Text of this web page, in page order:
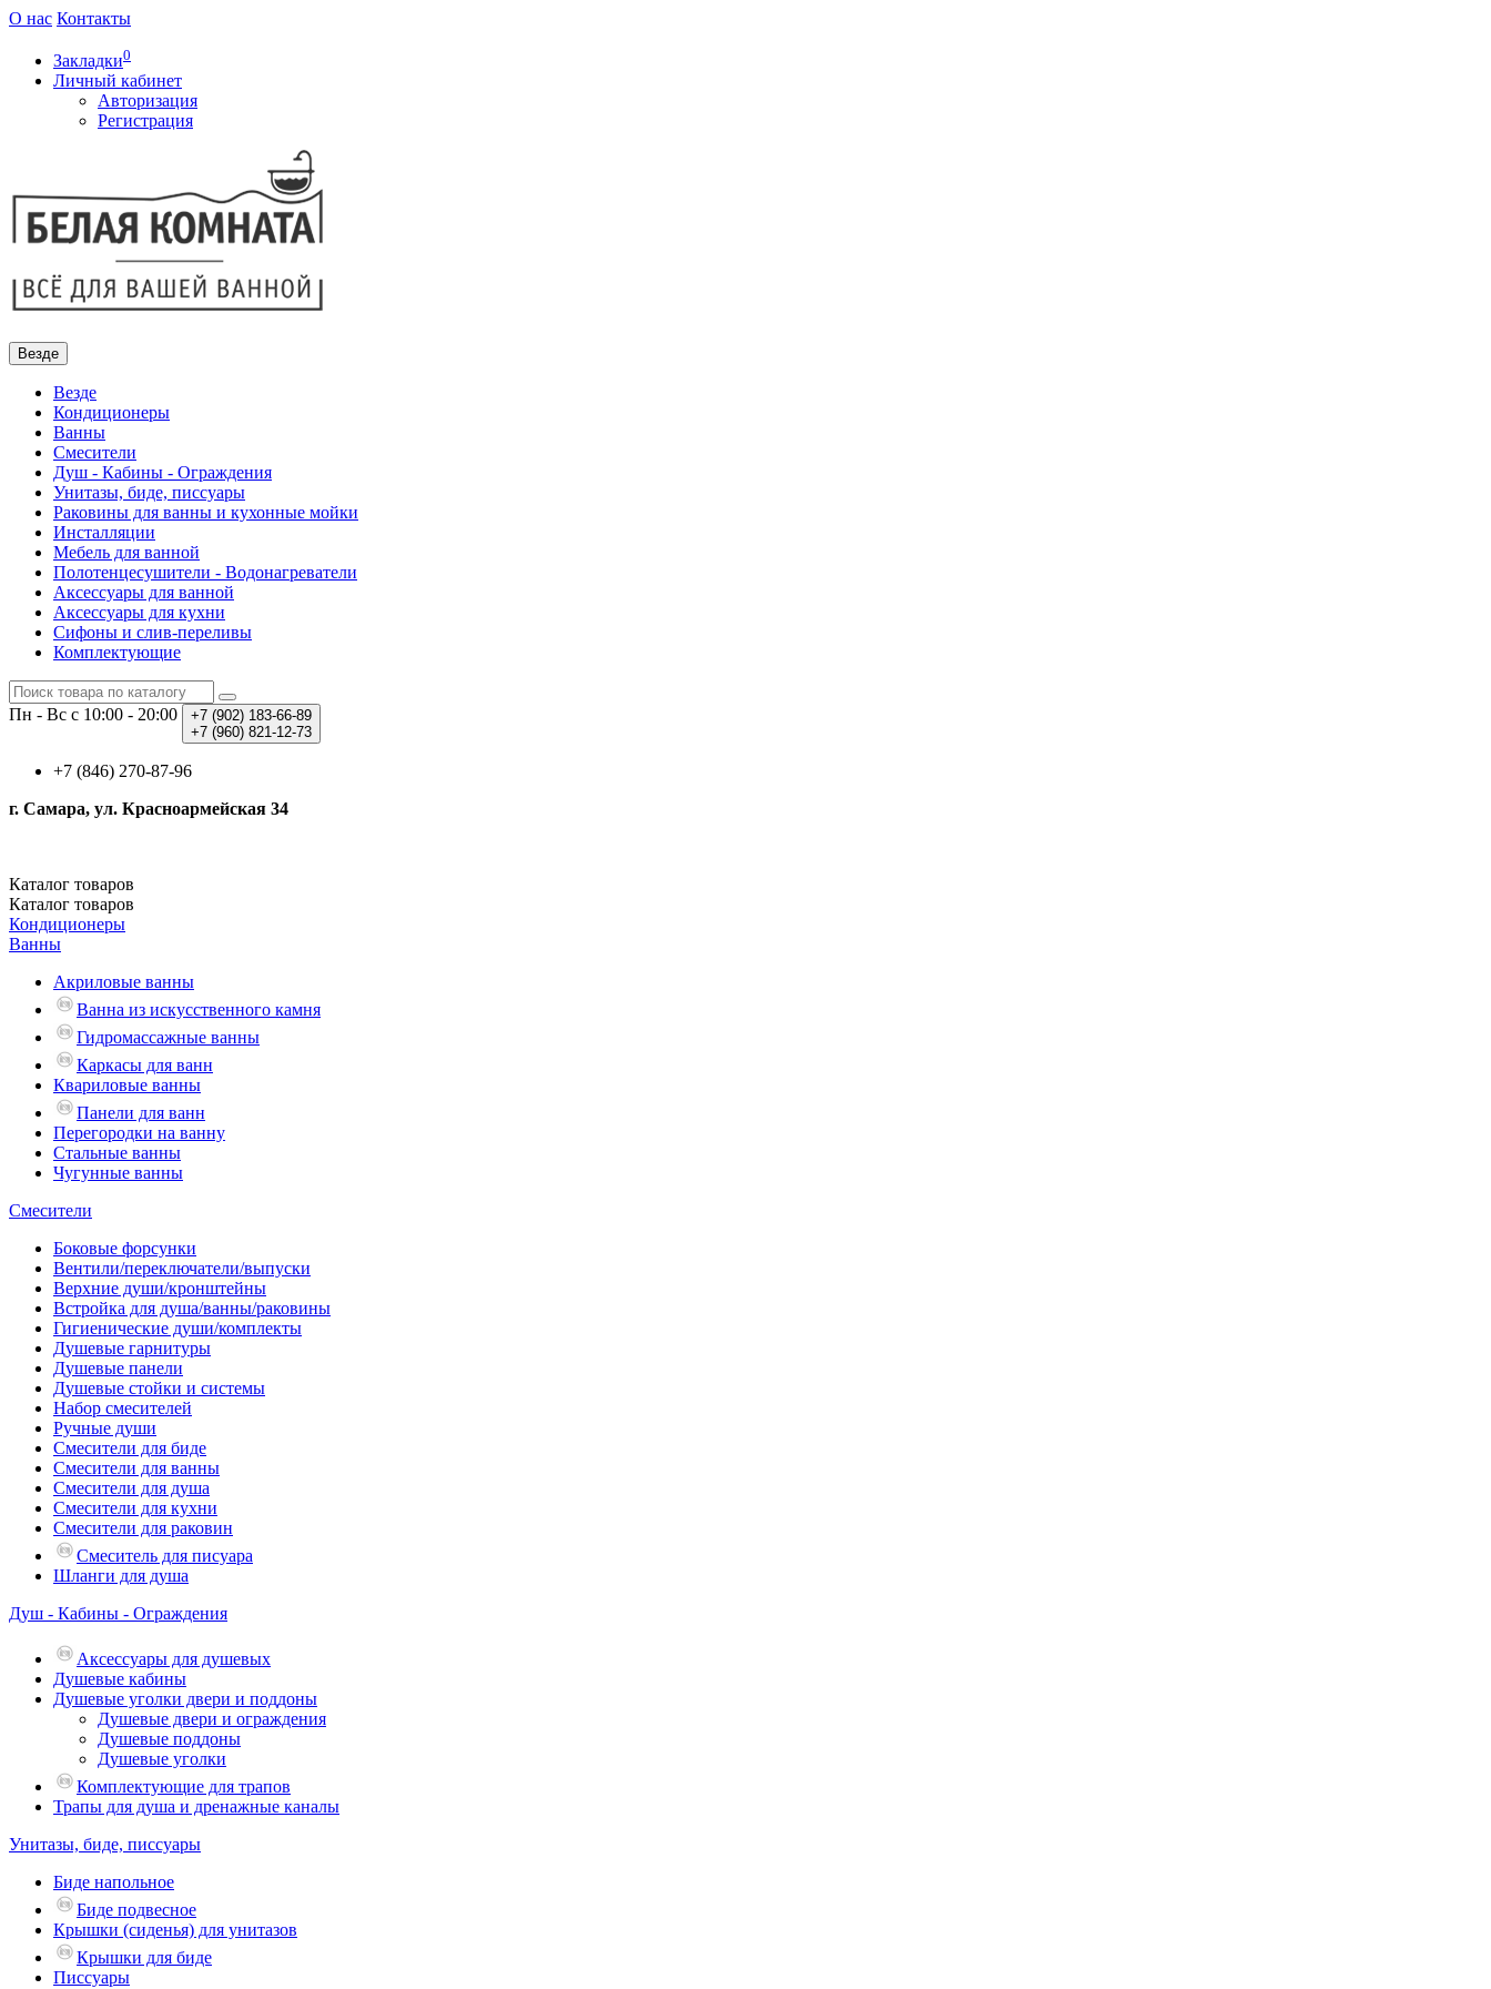
О нас Контакты
Закладки0
Личный кабинет
Авторизация
Регистрация
Везде
Везде
Кондиционеры
Ванны
Смесители
Душ - Кабины - Ограждения
Унитазы, биде, писсуары
Раковины для ванны и кухонные мойки
Инсталляции
Мебель для ванной
Полотенцесушители - Водонагреватели
Аксессуары для ванной
Аксессуары для кухни
Сифоны и слив-переливы
Комплектующие
Пн - Вс с 10:00 - 20:00 +7 (902) 183-66-89
+7 (960) 821-12-73
+7 (846) 270-87-96
г. Самара, ул. Красноармейская 34
Каталог товаров
Каталог товаров
Кондиционеры
Ванны
Акриловые ванны
Ванна из искусственного камня
Гидромассажные ванны
Каркасы для ванн
Квариловые ванны
Панели для ванн
Перегородки на ванну
Стальные ванны
Чугунные ванны
Смесители
Боковые форсунки
Вентили/переключатели/выпуски
Верхние души/кронштейны
Встройка для душа/ванны/раковины
Гигиенические души/комплекты
Душевые гарнитуры
Душевые панели
Душевые стойки и системы
Набор смесителей
Ручные души
Смесители для биде
Смесители для ванны
Смесители для душа
Смесители для кухни
Смесители для раковин
Смеситель для писуара
Шланги для душа
Душ - Кабины - Ограждения
Аксессуары для душевых
Душевые кабины
Душевые уголки двери и поддоны
Душевые двери и ограждения
Душевые поддоны
Душевые уголки
Комплектующие для трапов
Трапы для душа и дренажные каналы
Унитазы, биде, писсуары
Биде напольное
Биде подвесное
Крышки (сиденья) для унитазов
Крышки для биде
Писсуары